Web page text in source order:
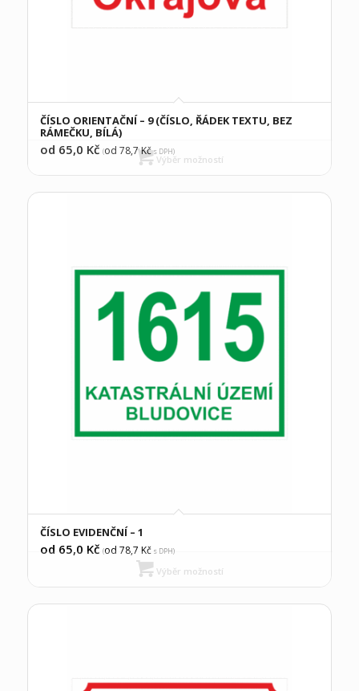
ČÍSLO ORIENTAČNÍ – 9 (ČÍSLO, ŘÁDEK TEXTU, BEZ
RÁMEČKU, BÍLÁ)
od 65,0 Kč (od 78,7Kčs DPH)
Výběr možností
ČÍSLO EVIDENČNÍ – 1
od 65,0 Kč (od 78,7 Kčs DPH)
Výběr možností